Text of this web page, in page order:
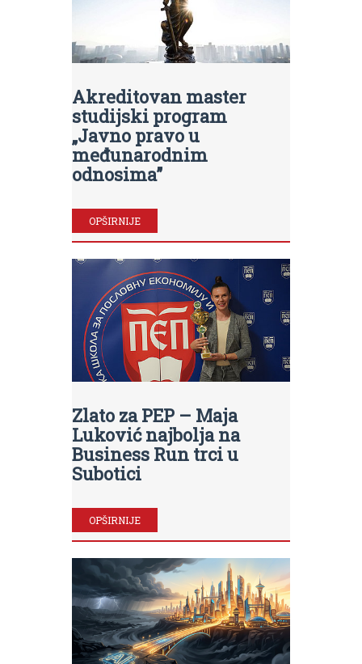
Akreditovan master
studijski program
„Javno pravo u
međunarodnim
odnosima”
OPŠIRNIJE
Zlato za PEP – Maja
Luković najbolja na
Business Run trci u
Subotici
OPŠIRNIJE